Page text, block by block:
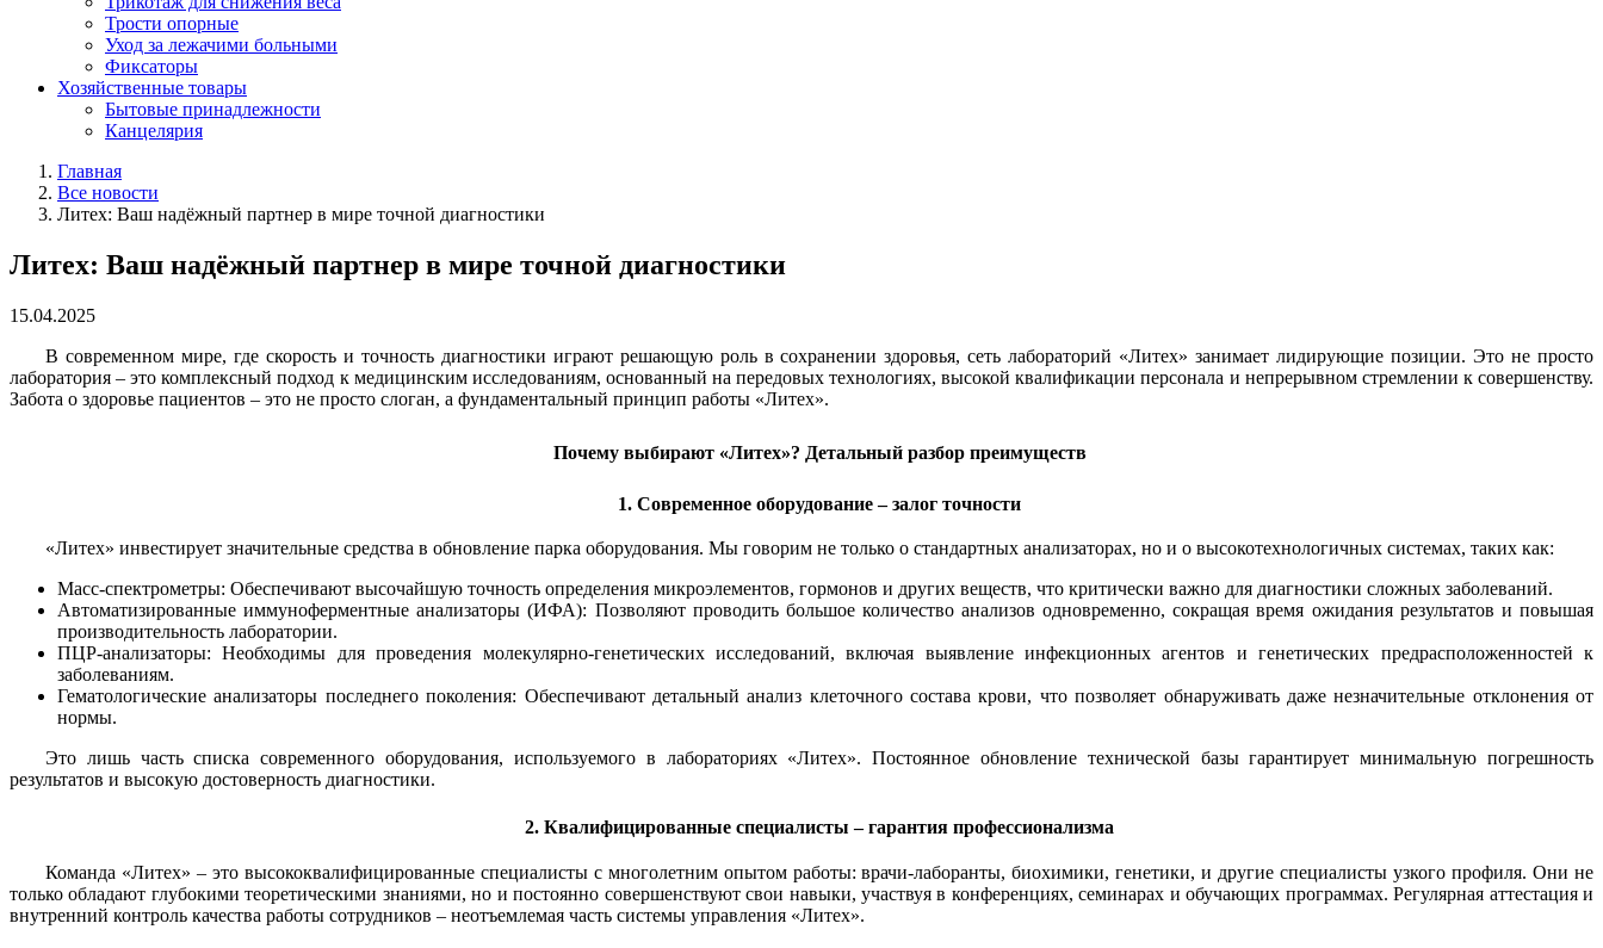
Трости опорные
Уход за лежачими больными
Фиксаторы
Хозяйственные товары
Бытовые принадлежности
Канцелярия
Главная
Все новости
Литех: Ваш надёжный партнер в мире точной диагностики
Литех: Ваш надёжный партнер в мире точной диагностики
15.04.2025
В современном мире, где скорость и точность диагностики играют решающую роль в сохранении здоровья, сеть лабораторий «Литех» занимает лидирующие позиции. Это не просто
лаборатория – это комплексный подход к медицинским исследованиям, основанный на передовых технологиях, высокой квалификации персонала и непрерывном стремлении к совершенству.
Забота о здоровье пациентов – это не просто слоган, а фундаментальный принцип работы «Литех».
Почему выбирают «Литех»? Детальный разбор преимуществ
1. Современное оборудование – залог точности
«Литех» инвестирует значительные средства в обновление парка оборудования. Мы говорим не только о стандартных анализаторах, но и о высокотехнологичных системах, таких как:
Масс-спектрометры: Обеспечивают высочайшую точность определения микроэлементов, гормонов и других веществ, что критически важно для диагностики сложных заболеваний.
Автоматизированные иммуноферментные анализаторы (ИФА): Позволяют проводить большое количество анализов одновременно, сокращая время ожидания результатов и повышая
производительность лаборатории.
ПЦР-анализаторы: Необходимы для проведения молекулярно-генетических исследований, включая выявление инфекционных агентов и генетических предрасположенностей к
заболеваниям.
Гематологические анализаторы последнего поколения: Обеспечивают детальный анализ клеточного состава крови, что позволяет обнаруживать даже незначительные отклонения от
нормы.
Это лишь часть списка современного оборудования, используемого в лабораториях «Литех». Постоянное обновление технической базы гарантирует минимальную погрешность
результатов и высокую достоверность диагностики.
2. Квалифицированные специалисты – гарантия профессионализма
Команда «Литех» – это высококвалифицированные специалисты с многолетним опытом работы: врачи-лаборанты, биохимики, генетики, и другие специалисты узкого профиля. Они не
только обладают глубокими теоретическими знаниями, но и постоянно совершенствуют свои навыки, участвуя в конференциях, семинарах и обучающих программах. Регулярная аттестация и
внутренний контроль качества работы сотрудников – неотъемлемая часть системы управления «Литех».